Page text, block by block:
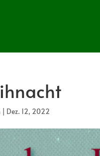
| Dez. 12, 2022